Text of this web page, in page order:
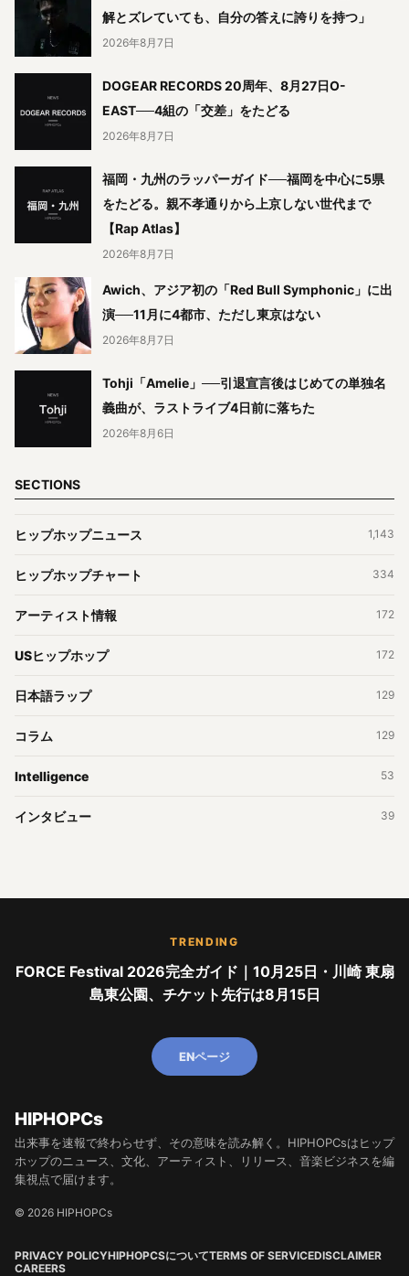
解とズレていても、自分の答えに誇りを持つ」
2026年8月7日
DOGEAR RECORDS 20周年、8月27日O-
EAST──4組の「交差」をたどる
2026年8月7日
福岡・九州のラッパーガイド──福岡を中心に5県
をたどる。親不孝通りから上京しない世代まで
【Rap Atlas】
2026年8月7日
Awich、アジア初の「Red Bull Symphonic」に出
演──11月に4都市、ただし東京はない
2026年8月7日
Tohji「Amelie」──引退宣言後はじめての単独名
義曲が、ラストライブ4日前に落ちた
2026年8月6日
SECTIONS
ヒップホップニュース 1,143
ヒップホップチャート 334
アーティスト情報 172
USヒップホップ 172
日本語ラップ 129
コラム 129
Intelligence 53
インタビュー 39
TRENDING
FORCE Festival 2026完全ガイド｜10月25日・川崎 東扇
島東公園、チケット先行は8月15日
ENページ
HIPHOPCs
出来事を速報で終わらせず、その意味を読み解く。HIPHOPCsはヒップ
ホップのニュース、文化、アーティスト、リリース、音楽ビジネスを編
集視点で届けます。
© 2026 HIPHOPCs
PRIVACY POLICYHIPHOPCSについてTERMS OF SERVICEDISCLAIMER
CAREERS